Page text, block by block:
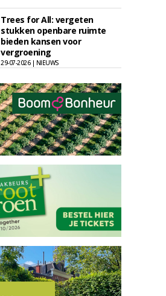
Trees for All: vergeten
stukken openbare ruimte
bieden kansen voor
vergroening
29-07-2026 | NIEUWS